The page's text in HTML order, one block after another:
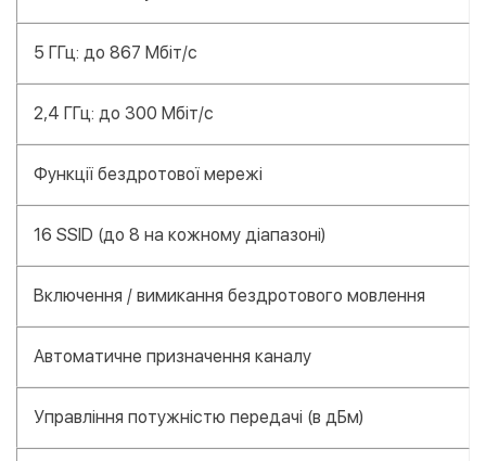
5 ГГц: до 867 Мбіт/с
2,4 ГГц: до 300 Мбіт/с
Функції бездротової мережі
16 SSID (до 8 на кожному діапазоні)
Включення / вимикання бездротового мовлення
Автоматичне призначення каналу
Управління потужністю передачі (в дБм)